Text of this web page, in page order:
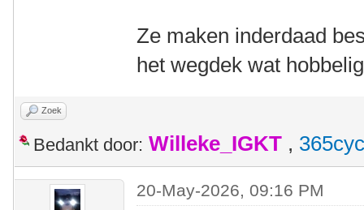
Ze maken inderdaad
het wegdek wat
Zoek
Bedankt door: Willeke_IGKT ,
20-May-2026, 09:16 PM